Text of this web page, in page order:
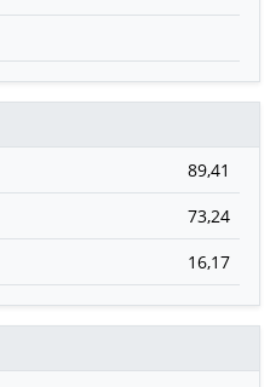
89,41
73,24
16,17